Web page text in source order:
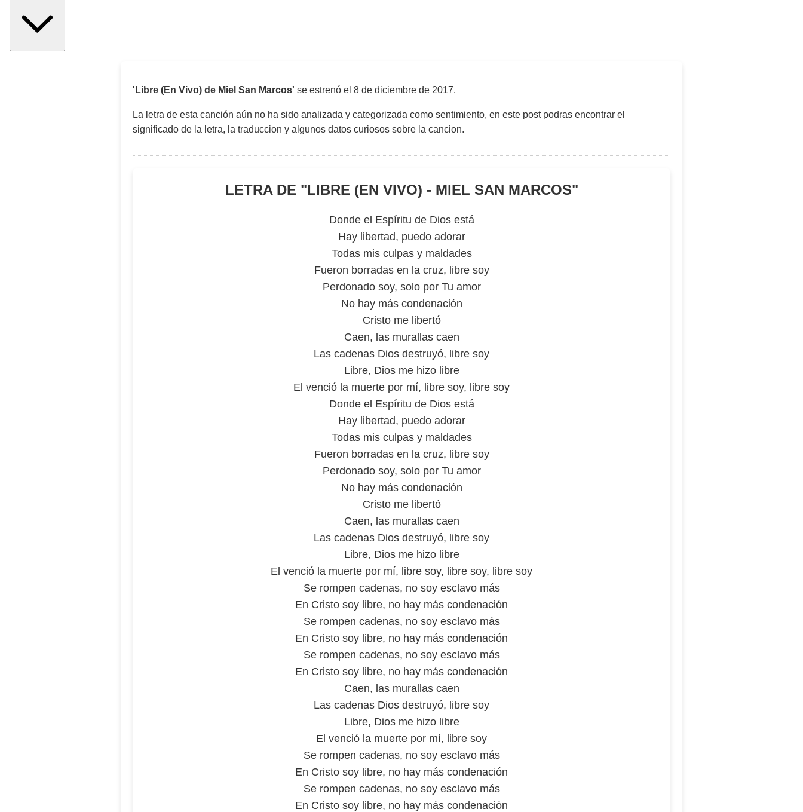
'Libre (En Vivo) de Miel San Marcos' se estrenó el 8 de diciembre de 2017.
La letra de esta canción aún no ha sido analizada y categorizada como sentimiento, en este post podras encontrar el
significado de la letra, la traduccion y algunos datos curiosos sobre la cancion.
LETRA DE "LIBRE (EN VIVO) - MIEL SAN MARCOS"
Donde el Espíritu de Dios está
Hay libertad, puedo adorar
Todas mis culpas y maldades
Fueron borradas en la cruz, libre soy
Perdonado soy, solo por Tu amor
No hay más condenación
Cristo me libertó
Caen, las murallas caen
Las cadenas Dios destruyó, libre soy
Libre, Dios me hizo libre
El venció la muerte por mí, libre soy, libre soy
Donde el Espíritu de Dios está
Hay libertad, puedo adorar
Todas mis culpas y maldades
Fueron borradas en la cruz, libre soy
Perdonado soy, solo por Tu amor
No hay más condenación
Cristo me libertó
Caen, las murallas caen
Las cadenas Dios destruyó, libre soy
Libre, Dios me hizo libre
El venció la muerte por mí, libre soy, libre soy, libre soy
Se rompen cadenas, no soy esclavo más
En Cristo soy libre, no hay más condenación
Se rompen cadenas, no soy esclavo más
En Cristo soy libre, no hay más condenación
Se rompen cadenas, no soy esclavo más
En Cristo soy libre, no hay más condenación
Caen, las murallas caen
Las cadenas Dios destruyó, libre soy
Libre, Dios me hizo libre
El venció la muerte por mí, libre soy
Se rompen cadenas, no soy esclavo más
En Cristo soy libre, no hay más condenación
Se rompen cadenas, no soy esclavo más
En Cristo soy libre, no hay más condenación